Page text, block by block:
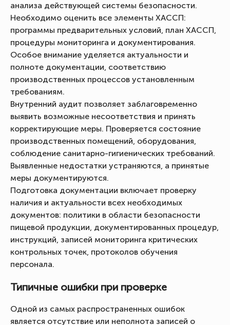
анализа действующей системы безопасности.
Необходимо оценить все элементы ХАССП:
программы предварительных условий, план ХАССП,
процедуры мониторинга и документирования.
Особое внимание уделяется актуальности и
полноте документации, соответствию
производственных процессов установленным
требованиям.
Внутренний аудит позволяет заблаговременно
выявить возможные несоответствия и принять
корректирующие меры. Проверяется состояние
производственных помещений, оборудования,
соблюдение санитарно-гигиенических требований.
Выявленные недостатки устраняются, а принятые
меры документируются.
Подготовка документации включает проверку
наличия и актуальности всех необходимых
документов: политики в области безопасности
пищевой продукции, документированных процедур,
инструкций, записей мониторинга критических
контрольных точек, протоколов обучения
персонала.
Типичные ошибки при проверке
Одной из самых распространенных ошибок
является отсутствие или неполнота записей о